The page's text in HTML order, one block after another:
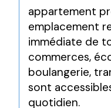
appartement
emplacement
immédiate de
commerces,
boulangerie,
sont
quotidien.